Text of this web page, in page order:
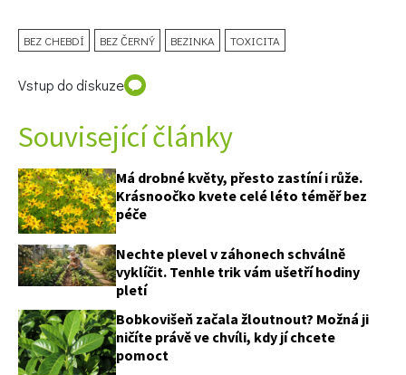
BEZ CHEBDÍ BEZ ČERNÝ BEZINKA TOXICITA
Vstup do diskuze
Související články
Má drobné květy, přesto zastíní i růže.
Krásnoočko kvete celé léto téměř bez
péče
Nechte plevel v záhonech schválně
vyklíčit. Tenhle trik vám ušetří hodiny
pletí
Bobkovišeň začala žloutnout? Možná ji
ničíte právě ve chvíli, kdy jí chcete
pomoct